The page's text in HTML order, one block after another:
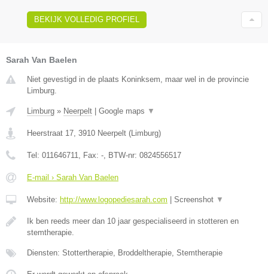
BEKIJK VOLLEDIG PROFIEL
Sarah Van Baelen
Niet gevestigd in de plaats Koninksem, maar wel in de provincie
Limburg.
Limburg » Neerpelt Google maps ▼
Heerstraat 17, 3910 Neerpelt (Limburg)
Tel: 011646711, Fax: -, BTW-nr: 0824556517
E-mail › Sarah Van Baelen
Website: http://www.logopediesarah.com Screenshot ▼
Ik ben reeds meer dan 10 jaar gespecialiseerd in stotteren en
stemtherapie.
Diensten: Stottertherapie, Broddeltherapie, Stemtherapie